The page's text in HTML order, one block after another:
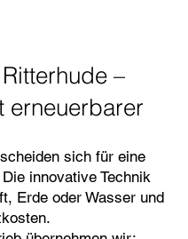
–
erneuerbarer
sich für eine
innovative Technik
Erde oder Wasser und